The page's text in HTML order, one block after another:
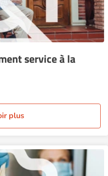
service à la
plus